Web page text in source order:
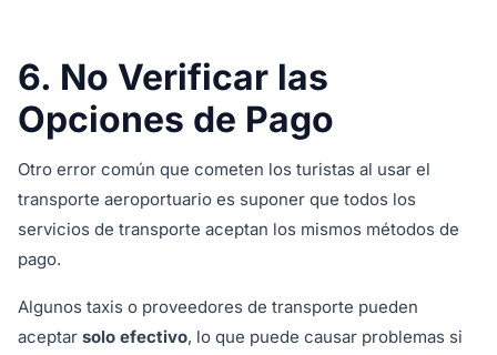
6. No Verificar las
Opciones de Pago
Otro error común que cometen los turistas al usar el
transporte aeroportuario es suponer que todos los
servicios de transporte aceptan los mismos métodos de
pago.
Algunos taxis o proveedores de transporte pueden
aceptar solo efectivo, lo que puede causar problemas si